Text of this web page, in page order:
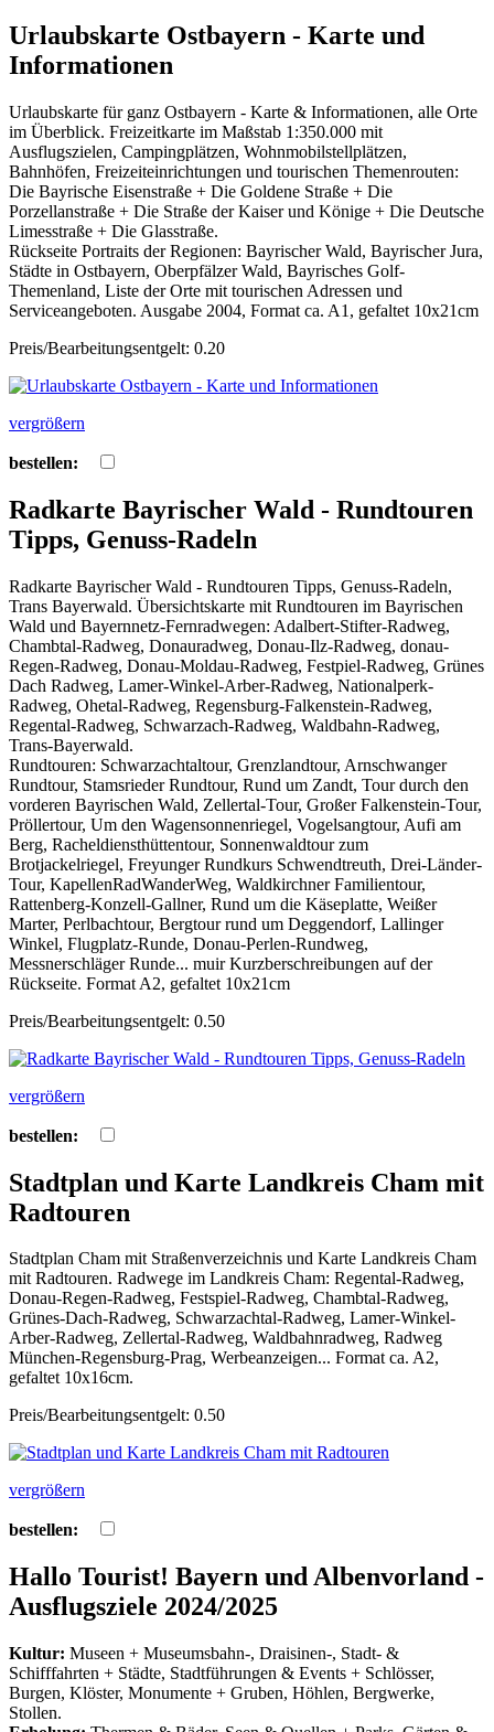
Urlaubskarte Ostbayern - Karte und
Informationen
Urlaubskarte für ganz Ostbayern - Karte & Informationen, alle Orte
im Überblick. Freizeitkarte im Maßstab 1:350.000 mit
Ausflugszielen, Campingplätzen, Wohnmobilstellplätzen,
Bahnhöfen, Freizeiteinrichtungen und tourischen Themenrouten:
Die Bayrische Eisenstraße + Die Goldene Straße + Die
Porzellanstraße + Die Straße der Kaiser und Könige + Die Deutsche
Limesstraße + Die Glasstraße.
Rückseite Portraits der Regionen: Bayrischer Wald, Bayrischer Jura,
Städte in Ostbayern, Oberpfälzer Wald, Bayrisches Golf-
Themenland, Liste der Orte mit tourischen Adressen und
Serviceangeboten. Ausgabe 2004, Format ca. A1, gefaltet 10x21cm
Preis/Bearbeitungsentgelt: 0.20
vergrößern
bestellen:
Radkarte Bayrischer Wald - Rundtouren
Tipps, Genuss-Radeln
Radkarte Bayrischer Wald - Rundtouren Tipps, Genuss-Radeln,
Trans Bayerwald. Übersichtskarte mit Rundtouren im Bayrischen
Wald und Bayernnetz-Fernradwegen: Adalbert-Stifter-Radweg,
Chambtal-Radweg, Donauradweg, Donau-Ilz-Radweg, donau-
Regen-Radweg, Donau-Moldau-Radweg, Festpiel-Radweg, Grünes
Dach Radweg, Lamer-Winkel-Arber-Radweg, Nationalperk-
Radweg, Ohetal-Radweg, Regensburg-Falkenstein-Radweg,
Regental-Radweg, Schwarzach-Radweg, Waldbahn-Radweg,
Trans-Bayerwald.
Rundtouren: Schwarzachtaltour, Grenzlandtour, Arnschwanger
Rundtour, Stamsrieder Rundtour, Rund um Zandt, Tour durch den
vorderen Bayrischen Wald, Zellertal-Tour, Großer Falkenstein-Tour,
Pröllertour, Um den Wagensonnenriegel, Vogelsangtour, Aufi am
Berg, Racheldiensthüttentour, Sonnenwaldtour zum
Brotjackelriegel, Freyunger Rundkurs Schwendtreuth, Drei-Länder-
Tour, KapellenRadWanderWeg, Waldkirchner Familientour,
Rattenberg-Konzell-Gallner, Rund um die Käseplatte, Weißer
Marter, Perlbachtour, Bergtour rund um Deggendorf, Lallinger
Winkel, Flugplatz-Runde, Donau-Perlen-Rundweg,
Messnerschläger Runde... muir Kurzberschreibungen auf der
Rückseite. Format A2, gefaltet 10x21cm
Preis/Bearbeitungsentgelt: 0.50
vergrößern
bestellen:
Stadtplan und Karte Landkreis Cham mit
Radtouren
Stadtplan Cham mit Straßenverzeichnis und Karte Landkreis Cham
mit Radtouren. Radwege im Landkreis Cham: Regental-Radweg,
Donau-Regen-Radweg, Festspiel-Radweg, Chambtal-Radweg,
Grünes-Dach-Radweg, Schwarzachtal-Radweg, Lamer-Winkel-
Arber-Radweg, Zellertal-Radweg, Waldbahnradweg, Radweg
München-Regensburg-Prag, Werbeanzeigen... Format ca. A2,
gefaltet 10x16cm.
Preis/Bearbeitungsentgelt: 0.50
vergrößern
bestellen:
Hallo Tourist! Bayern und Albenvorland -
Ausflugsziele 2024/2025
Kultur: Museen + Museumsbahn-, Draisinen-, Stadt- &
Schifffahrten + Städte, Stadtführungen & Events + Schlösser,
Burgen, Klöster, Monumente + Gruben, Höhlen, Bergwerke,
Stollen.